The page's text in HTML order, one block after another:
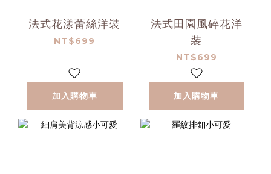
法式花漾蕾絲洋裝
NT$699
加入購物車
法式田園風碎花洋
裝
NT$699
加入購物車